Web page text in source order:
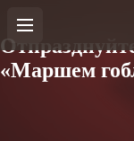
«Маршем